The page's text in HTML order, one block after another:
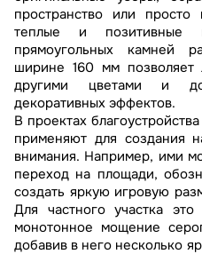
пространство или
теплые и
прямоугольных камней
ширине 160 мм позволяет
другими цветами и
декоративных эффектов.
В проектах
применяют для создания
внимания. Например, ими
переход на площади,
создать яркую игровую
Для частного участка
монотонное мощение
добавив в него несколько